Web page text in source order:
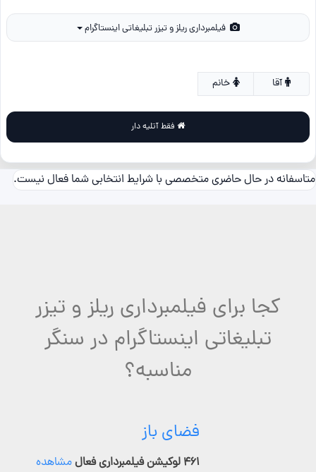
فیلمبرداری ریلز و تیزر تبلیغاتی اینستاگرام
خانم
متاسفانه در حال حاضری متخصصی با شرایط انتخابی شما فعال نیست.
کجا برای فیلمبرداری ریلز و تیزر
تبلیغاتی اینستاگرام در سنگر
مناسبه؟
فضای باز
۴۶۱ لوکیشن فیلمبرداری فعال مشاهده